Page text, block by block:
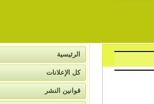
الرئيسية
كل الإعلانات
قوانين النشر